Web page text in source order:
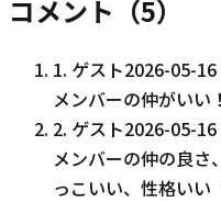
コメント（5）
1. ゲスト2026-05-16
メンバーの仲がいい
2. ゲスト2026-05-16
メンバーの仲の良さ
っこいい、性格いい